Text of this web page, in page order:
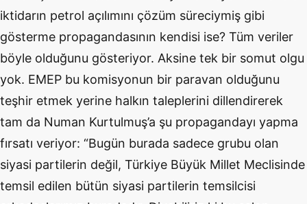
iktidarın petrol açılımını çözüm süreciymiş gibi
gösterme propagandasının kendisi ise? Tüm veriler
böyle olduğunu gösteriyor. Aksine tek bir somut olgu
yok. EMEP bu komisyonun bir paravan olduğunu
teşhir etmek yerine halkın taleplerini dillendirerek
tam da Numan Kurtulmuş’a şu propagandayı yapma
fırsatı veriyor: “Bugün burada sadece grubu olan
siyasi partilerin değil, Türkiye Büyük Millet Meclisinde
temsil edilen bütün siyasi partilerin temsilcisi